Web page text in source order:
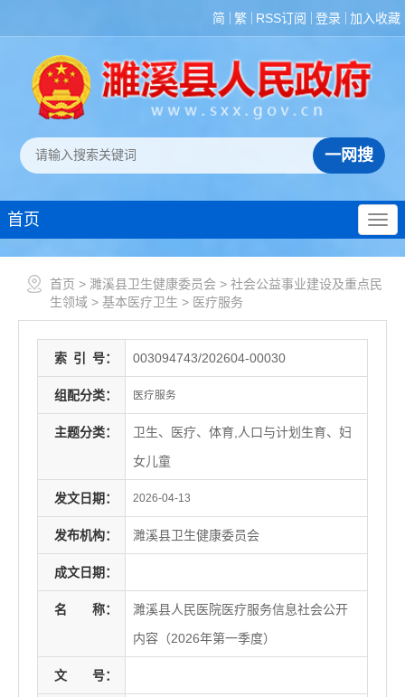
简 繁 RSS订阅 登录 加入收藏
首页
首页 > 濉溪县卫生健康委员会 > 社会公益事业建设及重点民
生领域 > 基本医疗卫生 > 医疗服务
索 引 号： 003094743/202604-00030
组配分类： 医疗服务
主题分类：
卫生、医疗、体育,人口与计划生育、妇
女儿童
发文日期： 2026-04-13
发布机构： 濉溪县卫生健康委员会
成文日期：
名 称：
濉溪县人民医院医疗服务信息社会公开
内容（2026年第一季度）
文 号：